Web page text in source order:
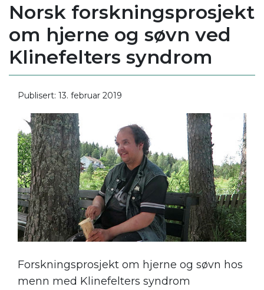
Norsk forskningsprosjekt
om hjerne og søvn ved
Klinefelters syndrom
Publisert: 13. februar 2019
Forskningsprosjekt om hjerne og søvn hos
menn med Klinefelters syndrom